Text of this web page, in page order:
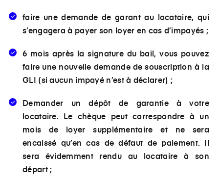
faire une demande de garant au locataire, qui
s’engagera à payer son loyer en cas d’impayés ;
6 mois après la signature du bail, vous pouvez
faire une nouvelle demande de souscription à la
GLI (si aucun impayé n’est à déclarer) ;
Demander un dépôt de garantie à votre
locataire. Le chèque peut correspondre à un
mois de loyer supplémentaire et ne sera
encaissé qu’en cas de défaut de paiement. Il
sera évidemment rendu au locataire à son
départ ;